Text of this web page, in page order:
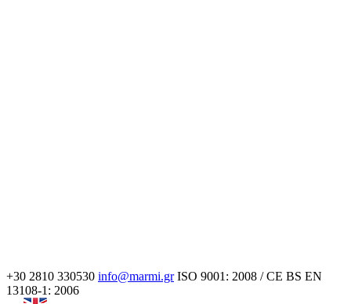
+30 2810 330530 info@marmi.gr ISO 9001: 2008 / CE BS EN
13108-1: 2006